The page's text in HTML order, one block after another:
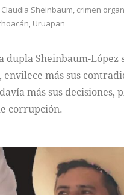
Claudia Sheinbaum, crimen
, Uruapan
dupla Sheinbaum-López
envilece más sus
más sus decisiones,
corrupción.